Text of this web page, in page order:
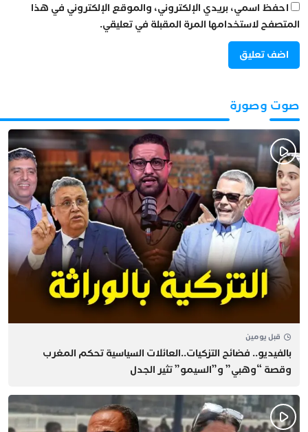
احفظ اسمي، بريدي الإلكتروني، والموقع الإلكتروني في هذا
المتصفح لاستخدامها المرة المقبلة في تعليقي.
صوت وصورة
قبل يومين
بالفيديو.. فضائح التزكيات..العائلات السياسية تحكم المغرب
وقصة “وهبي” و”السيمو” تثير الجدل